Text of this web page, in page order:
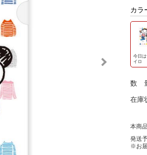
カラ
今日は
イロ
数
在庫
本商
発送
※お